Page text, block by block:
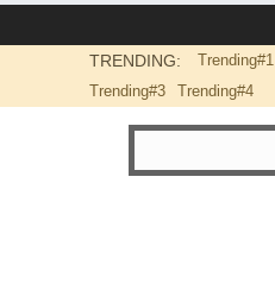
TRENDING: Trending#1
Trending#3
Trending#4